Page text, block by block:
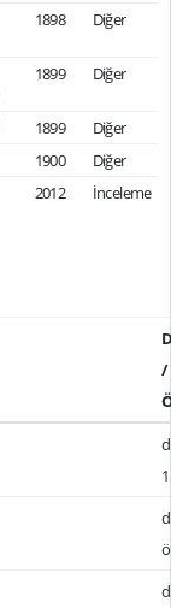
1898 Diğer
1899 Diğer
1899
Diğer
1900
Diğer
2012 İnceleme
/